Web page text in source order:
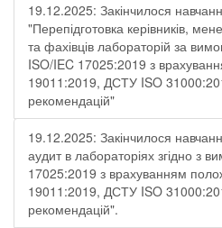
19.12.2025: Закінчилося
"Перепідготовка керівників,
та фахівців лабораторій за
ISO/IEC 17025:2019 з
19011:2019, ДСТУ ISO
рекомендацій"
19.12.2025: Закінчилося
аудит в лабораторіях згідно з
17025:2019 з врахуванням
19011:2019, ДСТУ ISO
рекомендацій".